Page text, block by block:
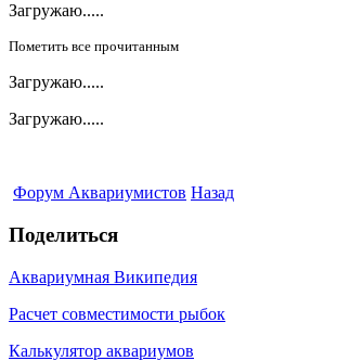
Загружаю.....
Пометить все прочитанным
Загружаю.....
Загружаю.....
Форум Аквариумистов Назад
Поделиться
Аквариумная Википедия
Расчет совместимости рыбок
Калькулятор аквариумов